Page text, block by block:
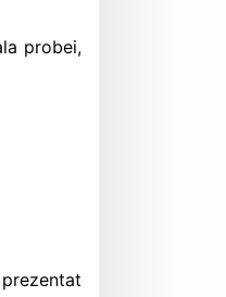
probei,